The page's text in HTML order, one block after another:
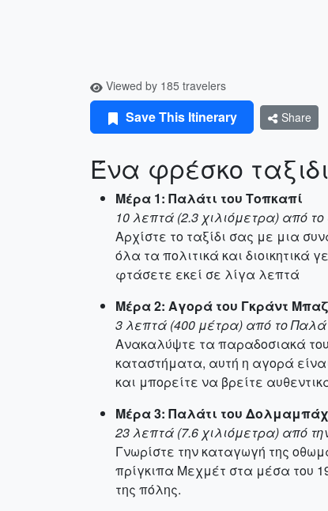
Viewed by 185 travelers
Save This Itinerary Share
Ένα φρέσκο
Μέρα 1: Παλάτι του Τοπκαπί
10 λεπτά (2.3 χιλιόμετρα) από το
Αρχίστε το ταξίδι σας με μια
όλα τα πολιτικά και διοικητικά
φτάσετε εκεί σε λίγα λεπτά
Μέρα 2: Αγορά του Γκράντ
3 λεπτά (400 μέτρα) από το
Ανακαλύψτε τα παραδοσιακά
καταστήματα, αυτή η αγορά
και μπορείτε να βρείτε
Μέρα 3: Παλάτι του
23 λεπτά (7.6 χιλιόμετρα) από
Γνωρίστε την καταγωγή της
πρίγκιπα Μεχμέτ στα μέσα του
της πόλης.